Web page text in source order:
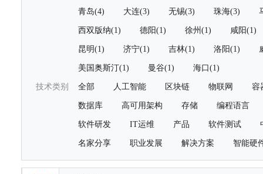
青岛(4) 大连(3) 无锡(3) 珠海(3)
西双版纳(1) 德阳(1) 徐州(1) 咸阳(1)
昆明(1) 济宁(1) 吉林(1) 洛阳(1)
美国奥斯汀(1) 曼谷(1) 海口(1)
技术类别 全部 人工智能 区块链 物联网 容
数据库 高可用架构 存储 编程语言
软件研发 IT运维 产品 软件测试
名家分享 职业发展 解决方案 智能硬